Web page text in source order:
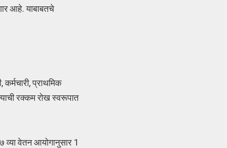
आहे. याबाबतचे
प्राथमिक
रक्कम रोख स्वरूपात
व्या वेतन आयोगानुसार 1